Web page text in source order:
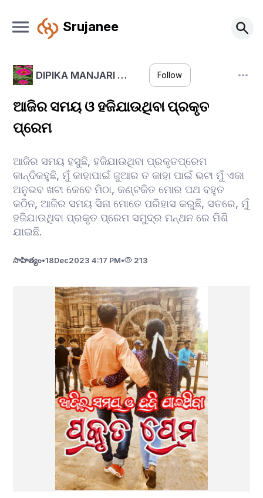
Srujanee
DIPIKA MANJARI … Follow
ଆଜିର ସମୟ ଓ ହଜିଯାଉଥିବା ପ୍ରକୃତ
ପ୍ରେମ
ଆଜିର ସମୟ ହସୁଛି, ହଜିଯାଉଥିବା ପ୍ରକୃତପ୍ରେମ
କାନ୍ଦିକହୁଛି, ମୁଁ କାହାପାଇଁ ଜୁଆର ତ କାହା ପାଇଁ ଭଟା ମୁଁ ଏକା
ଅନୁଭବ ଖଟା କେବେ ମିଠା, କଣ୍ଟକିତ ମୋର ପଥ ବହୁତ
କଠିନ, ଆଜିର ସମୟ ସିନା ମୋତେ ପରିହାସ କରୁଛି, ସତରେ, ମୁଁ
ହଜିଯାଉଥିବା ପ୍ରକୃତ ପ୍ରେମ ସମୁଦ୍ର ମନ୍ଥନ ରେ ମିଶି
ଯାଇଛି.
సాహిత్యం•18Dec2023 4:17 PM• 213